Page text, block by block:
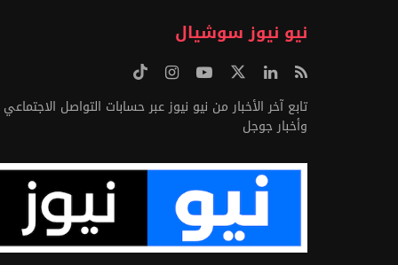
نيو نيوز سوشيال
تابع آخر الأخبار من نيو نيوز عبر حسابات التواصل الاجتماعي
وأخبار جوجل